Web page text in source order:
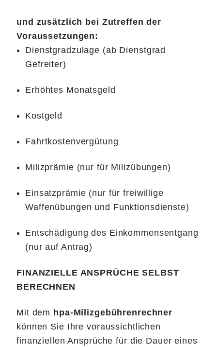
und zusätzlich bei Zutreffen der
Voraussetzungen:
Dienstgradzulage (ab Dienstgrad
Gefreiter)
Erhöhtes Monatsgeld
Kostgeld
Fahrtkostenvergütung
Milizprämie (nur für Milizübungen)
Einsatzprämie (nur für freiwillige
Waffenübungen und Funktionsdienste)
Entschädigung des Einkommensentgang
(nur auf Antrag)
FINANZIELLE ANSPRÜCHE SELBST
BERECHNEN
Mit dem hpa-Milizgebührenrechner
können Sie Ihre voraussichtlichen
finanziellen Ansprüche für die Dauer eines